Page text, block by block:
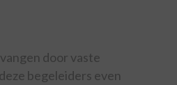
door vaste
begeleiders even